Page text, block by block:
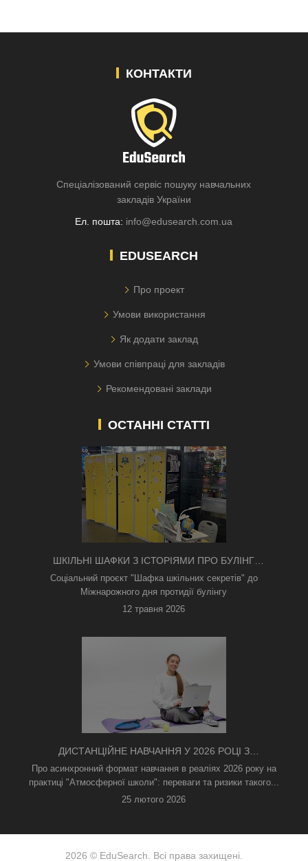
КОНТАКТИ
Спеціалізований сервіс пошуку навчальних
закладів України
Ел. пошта: info@edusearch.com.ua
EDUSEARCH
Про проект
Умови використання
Як додати заклад
Умови співпраці для закладів
Рекомендовані заклади
ОСТАННІ СТАТТІ
ШКІЛЬНІ ШАФКИ З ІСТОРІЯМИ ПРО БУЛІНГ
З'ЯВИЛИСЯ В КИЄВІ
Соціальний проєкт "Шафка шкільних секретів" до
Міжнарожного дня протидії булінгу
12 травня 2026
ДИСТАНЦІЙНЕ НАВЧАННЯ У 2026 РОЦІ З
ТРИВОГАМИ ТА БЕЗ СВІТЛА: ЯК АСИНХРОННИЙ
ФОРМАТ РЯТУЄ ОСВІТНІЙ ПРОЦЕС
Про асинхронний формат навчання в реаліях 2026 року на
практиці "Атмосферної школи": переваги та ризики такого...
25 лютого 2026
2026 © EduSearch. Всі права захищені.